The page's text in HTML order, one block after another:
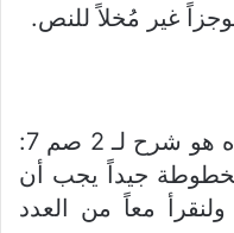
غير مُخلاً للنص.
بداية، إن نص المخطوطة هذه هو شرح لـ 2 صم 7:
جيداً يجب أن
معاً من العدد